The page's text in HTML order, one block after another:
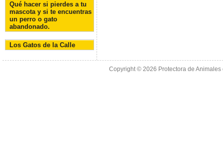
Qué hacer si pierdes a tu
mascota y si te encuentras
un perro o gato
abandonado.
Los Gatos de la Calle
Copyright © 2026 Protectora de Animales